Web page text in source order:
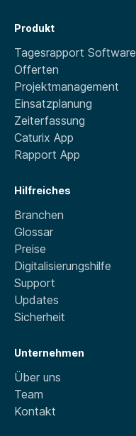
Produkt
Tagesrapport Software
Offerten
Projektmanagement
Einsatzplanung
Zeiterfassung
Caturix App
Rapport App
Hilfreiches
Branchen
Glossar
Preise
Digitalisierungshilfe
Support
Updates
Sicherheit
Unternehmen
Über uns
Team
Kontakt